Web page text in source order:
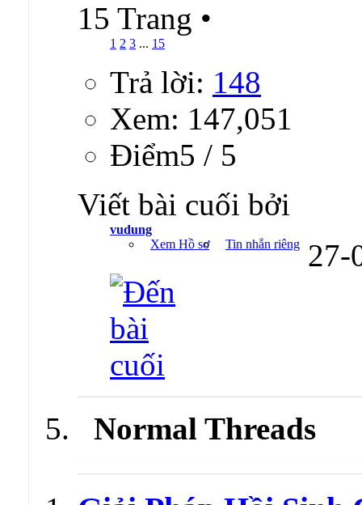
15 Trang •
1 2 3 ... 15
Trả lời: 148
Xem: 147,051
Ðiểm5 / 5
Viết bài cuối bởi
vudung
Xem Hồ sơ
Tin nhắn riêng 27-
Normal Threads